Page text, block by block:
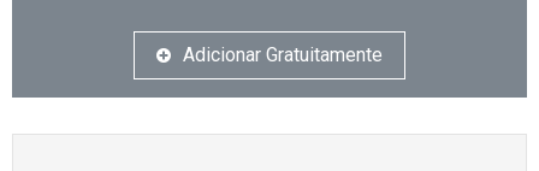
Adicionar Gratuitamente